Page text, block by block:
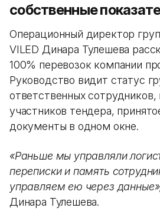
собственные
Операционный директор
VILED Динара Тулешева
100% перевозок компании
Руководство видит статус
ответственных
участников тендера,
документы в одном окне.
«Раньше мы управляли
переписки и память
управляем ею через
Динара Тулешева.